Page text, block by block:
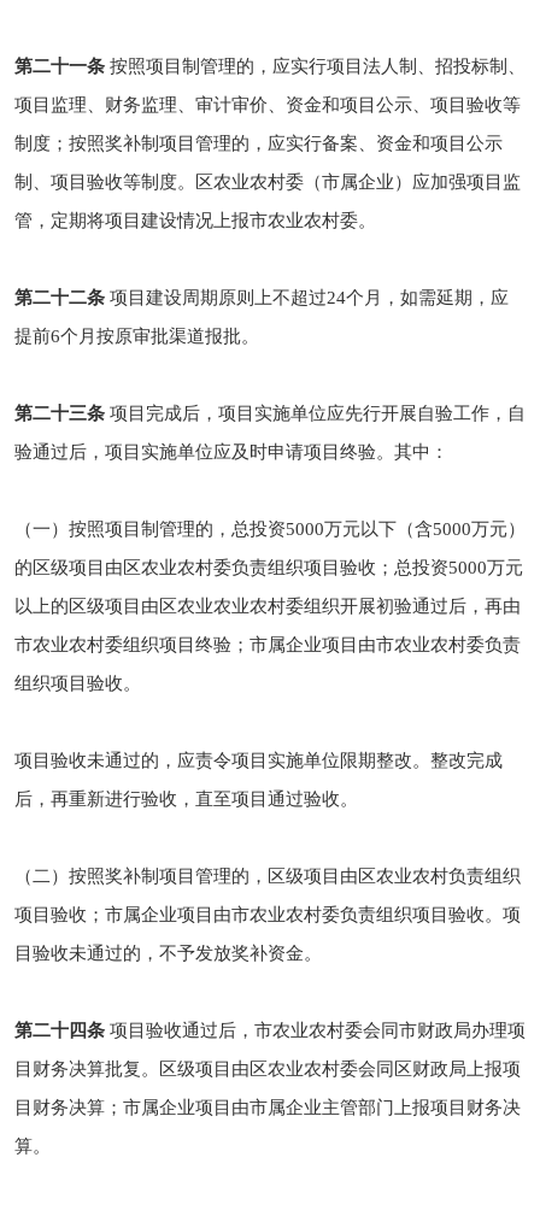
第二十一条按照项目制管理的，应实行项目法人制、招投标制、
项目监理、财务监理、审计审价、资金和项目公示、项目验收等
制度；按照奖补制项目管理的，应实行备案、资金和项目公示
制、项目验收等制度。区农业农村委（市属企业）应加强项目监
管，定期将项目建设情况上报市农业农村委。
第二十二条项目建设周期原则上不超过24个月，如需延期，应
提前6个月按原审批渠道报批。
第二十三条项目完成后，项目实施单位应先行开展自验工作，自
验通过后，项目实施单位应及时申请项目终验。其中：
（一）按照项目制管理的，总投资5000万元以下（含5000万元）
的区级项目由区农业农村委负责组织项目验收；总投资5000万元
以上的区级项目由区农业农业农村委组织开展初验通过后，再由
市农业农村委组织项目终验；市属企业项目由市农业农村委负责
组织项目验收。
项目验收未通过的，应责令项目实施单位限期整改。整改完成
后，再重新进行验收，直至项目通过验收。
（二）按照奖补制项目管理的，区级项目由区农业农村负责组织
项目验收；市属企业项目由市农业农村委负责组织项目验收。项
目验收未通过的，不予发放奖补资金。
第二十四条项目验收通过后，市农业农村委会同市财政局办理项
目财务决算批复。区级项目由区农业农村委会同区财政局上报项
目财务决算；市属企业项目由市属企业主管部门上报项目财务决
算。